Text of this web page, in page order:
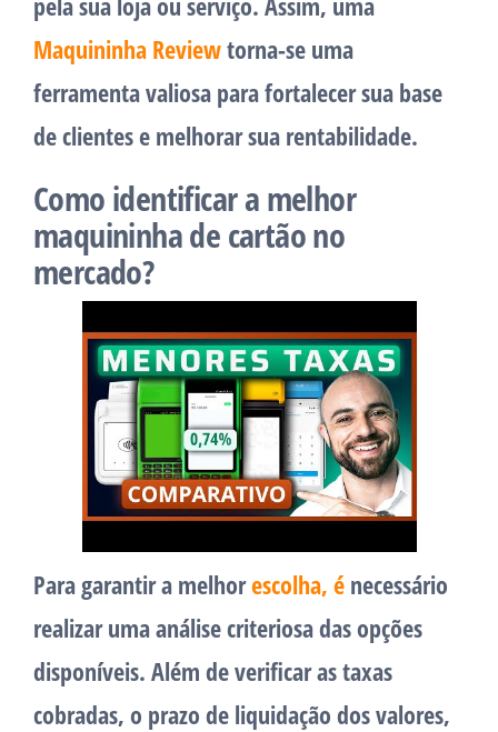
Maquininha Reviewtorna-se uma
ferramenta valiosa para fortalecer sua base
de clientes e melhorar sua rentabilidade.
Como identificar a melhor
maquininha de cartão no
mercado?
Para garantir a melhorescolha, é necessário
realizar uma análise criteriosa das opções
disponíveis. Além de verificar as taxas
cobradas, o prazo de liquidação dos valores,